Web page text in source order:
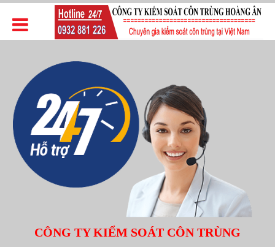
CÔNG TY KIỂM SOÁT CÔN TRÙNG